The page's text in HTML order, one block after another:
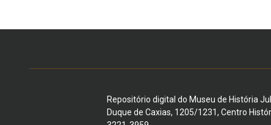
Repositório digital do Museu de História
Duque de Caxias, 1205/1231, Centro